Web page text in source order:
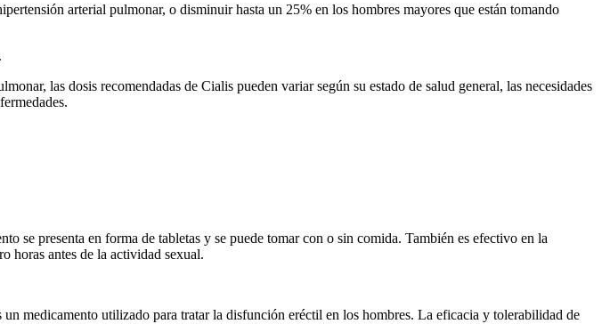
arterial pulmonar, o disminuir hasta un 25% en los hombres mayores que están tomando
las dosis recomendadas de Cialis pueden variar según su estado de salud general, las necesidades
se presenta en forma de tabletas y se puede tomar con o sin comida. También es efectivo en la
horas antes de la actividad sexual.
medicamento utilizado para tratar la disfunción eréctil en los hombres. La eficacia y tolerabilidad de